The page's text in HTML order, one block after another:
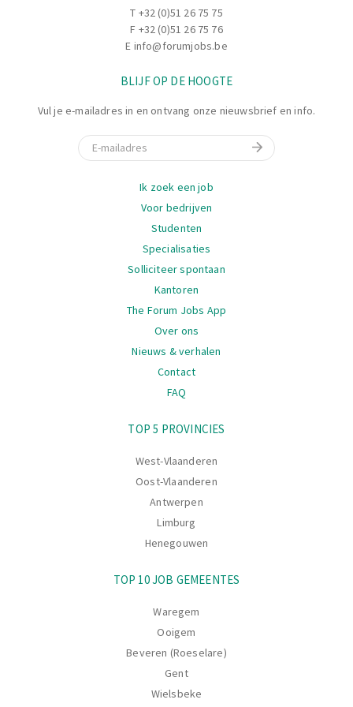
T +32 (0)51 26 75 75
F +32 (0)51 26 75 76
E info@forumjobs.be
BLIJF OP DE HOOGTE
Vul je e-mailadres in en ontvang onze nieuwsbrief en info.
E-mail
Ik zoek een job
Voor bedrijven
Studenten
Specialisaties
Solliciteer spontaan
Kantoren
The Forum Jobs App
Over ons
Nieuws & verhalen
Contact
FAQ
TOP 5 PROVINCIES
West-Vlaanderen
Oost-Vlaanderen
Antwerpen
Limburg
Henegouwen
TOP 10 JOB GEMEENTES
Waregem
Ooigem
Beveren (Roeselare)
Gent
Wielsbeke